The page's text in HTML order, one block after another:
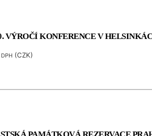
VÝROČÍ KONFERENCE V
(CZK)
PAMÁTKOVÁ REZERVACE